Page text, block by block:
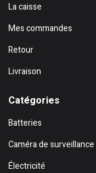
La caisse
Mes commandes
Retour
Livraison
Catégories
Batteries
Caméra de surveillance
Électricité